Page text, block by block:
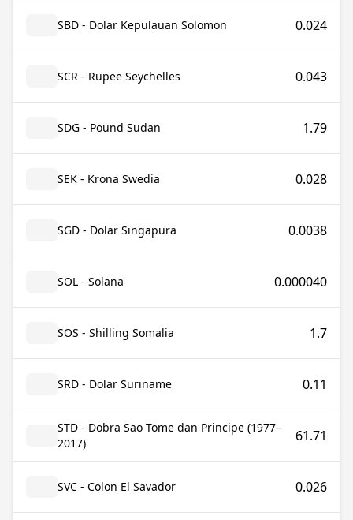
SBD - Dolar Kepulauan Solomon 0.024
SCR - Rupee Seychelles 0.043
SDG - Pound Sudan 1.79
SEK - Krona Swedia 0.028
SGD - Dolar Singapura 0.0038
SOL - Solana 0.000040
SOS - Shilling Somalia 1.7
SRD - Dolar Suriname 0.11
STD - Dobra Sao Tome dan Principe (1977–
2017)
61.71
SVC - Colon El Savador 0.026